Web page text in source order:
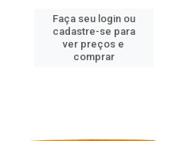
Faça seu login ou
cadastre-se para
ver preços e
comprar